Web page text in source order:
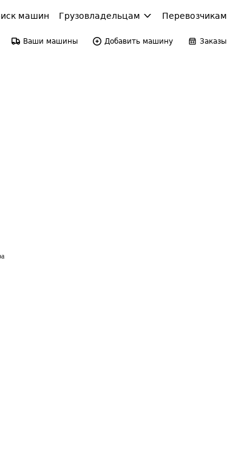
машин Грузовладельцам Перевозчикам
Ваши машины Добавить машину Заказы